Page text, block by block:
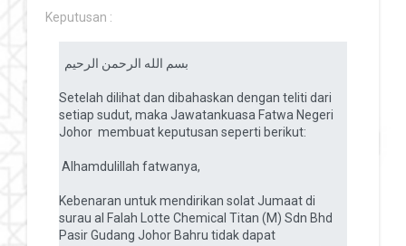
Keputusan :